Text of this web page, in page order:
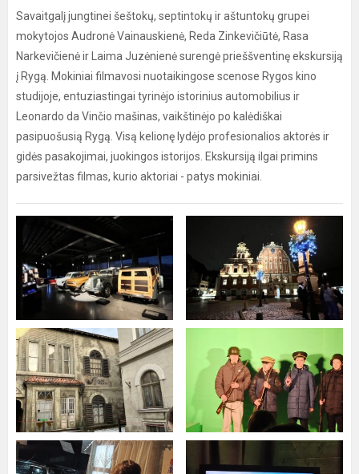
Savaitgalį jungtinei šeštokų, septintokų ir aštuntokų grupei
mokytojos Audronė Vainauskienė, Reda Zinkevičiūtė, Rasa
Narkevičienė ir Laima Juzėnienė surengė prieššventinę ekskursiją
į Rygą. Mokiniai filmavosi nuotaikingose scenose Rygos kino
studijoje, entuziastingai tyrinėjo istorinius automobilius ir
Leonardo da Vinčio mašinas, vaikštinėjo po kalėdiškai
pasipuošusią Rygą. Visą kelionę lydėjo profesionalios aktorės ir
gidės pasakojimai, juokingos istorijos. Ekskursiją ilgai primins
parsivežtas filmas, kurio aktoriai - patys mokiniai.